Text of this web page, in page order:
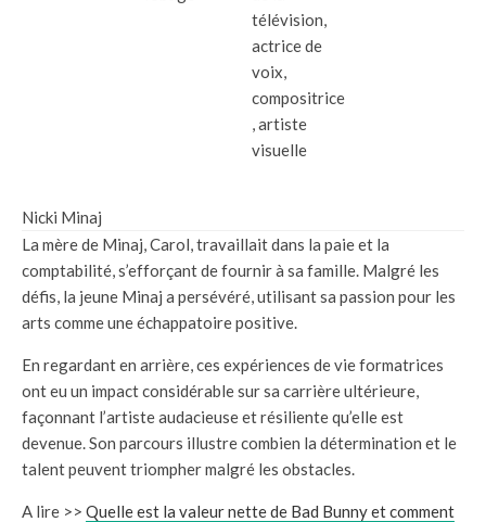
télévision,
actrice de
voix,
compositrice
, artiste
visuelle
Nicki Minaj
La mère de Minaj, Carol, travaillait dans la paie et la
comptabilité, s’efforçant de fournir à sa famille. Malgré les
défis, la jeune Minaj a persévéré, utilisant sa passion pour les
arts comme une échappatoire positive.
En regardant en arrière, ces expériences de vie formatrices
ont eu un impact considérable sur sa carrière ultérieure,
façonnant l’artiste audacieuse et résiliente qu’elle est
devenue. Son parcours illustre combien la détermination et le
talent peuvent triompher malgré les obstacles.
A lire >> Quelle est la valeur nette de Bad Bunny et comment